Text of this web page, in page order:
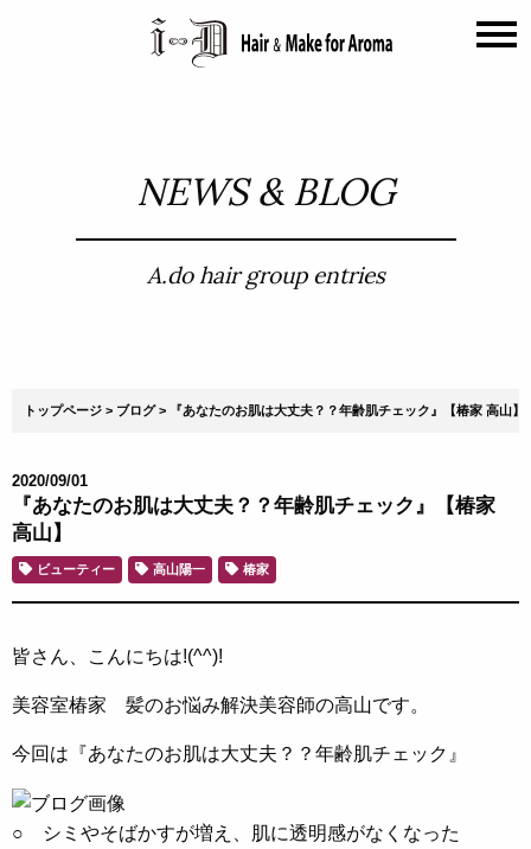
NEWS & BLOG
A.do hair group entries
トップページ ブログ 『あなたのお肌は大丈夫？？年齢肌チェック』【椿家 高山】
2020/09/01
『あなたのお肌は大丈夫？？年齢肌チェック』【椿家
高山】
ビューティー 高山陽一 椿家
皆さん、こんにちは!(^^)!
美容室椿家 髪のお悩み解決美容師の高山です。
今回は『あなたのお肌は大丈夫？？年齢肌チェック』
○ シミやそばかすが増え、肌に透明感がなくなった